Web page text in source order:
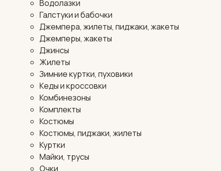
Водолазки
Галстуки и бабочки
Джемпера, жилеты, пиджаки, жакеты
Джемперы, жакеты
Джинсы
Жилеты
Зимние куртки, пуховики
Кеды и кроссовки
Комбинезоны
Комплекты
Костюмы
Костюмы, пиджаки, жилеты
Куртки
Майки, трусы
Очки